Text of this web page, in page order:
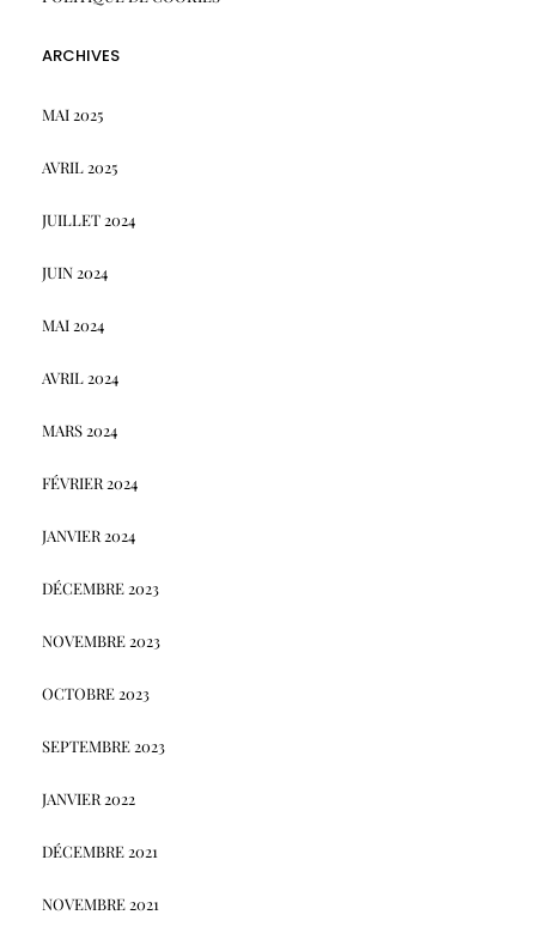
ARCHIVES
MAI 2025
AVRIL 2025
JUILLET 2024
JUIN 2024
MAI 2024
AVRIL 2024
MARS 2024
FÉVRIER 2024
JANVIER 2024
DÉCEMBRE 2023
NOVEMBRE 2023
OCTOBRE 2023
SEPTEMBRE 2023
JANVIER 2022
DÉCEMBRE 2021
NOVEMBRE 2021